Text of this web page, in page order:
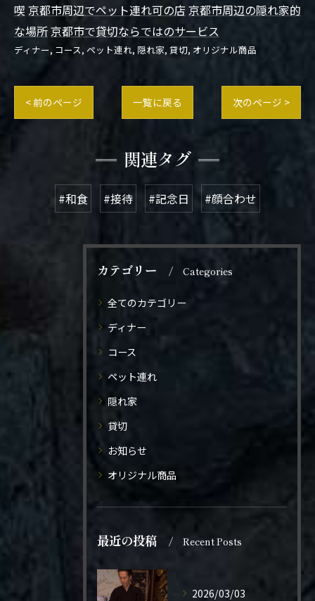
喫 京都市周辺でペット連れ可の店京都市周辺の隠れ家的
な場所京都市で貸切ならではのサービス
ディナー コース ペット連れ 隠れ家 貸切 オリジナル商品
< 前のページ 一覧に戻る 次のページ >
関連タグ
#和食 #接待 #記念日 #顔合わせ
カテゴリー Categories
全てのカテゴリー
ディナー
コース
ペット連れ
隠れ家
貸切
お知らせ
オリジナル商品
最近の投稿 Recent Posts
2026/03/03